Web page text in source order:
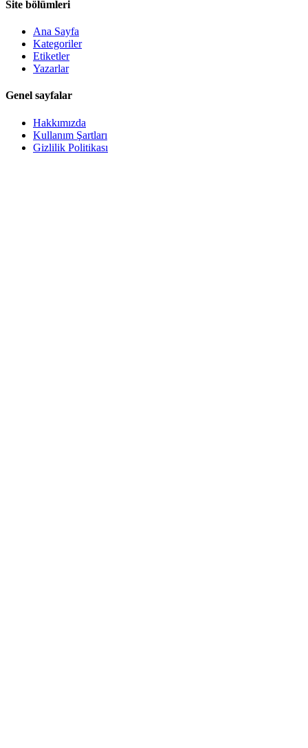
Site bölümleri
Ana Sayfa
Kategoriler
Etiketler
Yazarlar
Genel sayfalar
Hakkımızda
Kullanım Şartları
Gizlilik Politikası